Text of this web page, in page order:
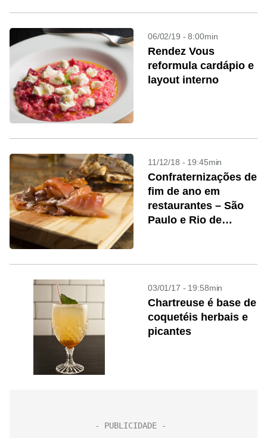
06/02/19 - 8:00min
Rendez Vous
reformula cardápio e
layout interno
11/12/18 - 19:45min
Confraternizações de
fim de ano em
restaurantes – São
Paulo e Rio de
03/01/17 - 19:58min
Chartreuse é base de
coquetéis herbais e
picantes